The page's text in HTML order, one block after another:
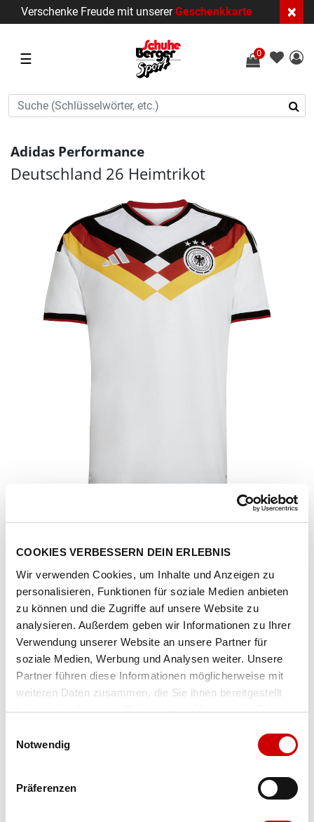
COOKIES VERBESSERN DEIN ERLEBNIS
Wir verwenden Cookies, um Inhalte und Anzeigen zu
personalisieren, Funktionen für soziale Medien anbieten
zu können und die Zugriffe auf unsere Website zu
analysieren. Außerdem geben wir Informationen zu Ihrer
Verwendung unserer Website an unsere Partner für
soziale Medien, Werbung und Analysen weiter. Unsere
Partner führen diese Informationen möglicherweise mit
weiteren Daten zusammen, die Sie ihnen bereitgestellt
haben oder die sie im Rahmen Ihrer Nutzung der Dienste
Notwendig
Präferenzen
Verschenke Freude mit unsererGeschenkkarte ×
☰ 0
Adidas Performance
Deutschland 26 Heimtrikot
Artikel-Nr.KD8363-white
Farbe white